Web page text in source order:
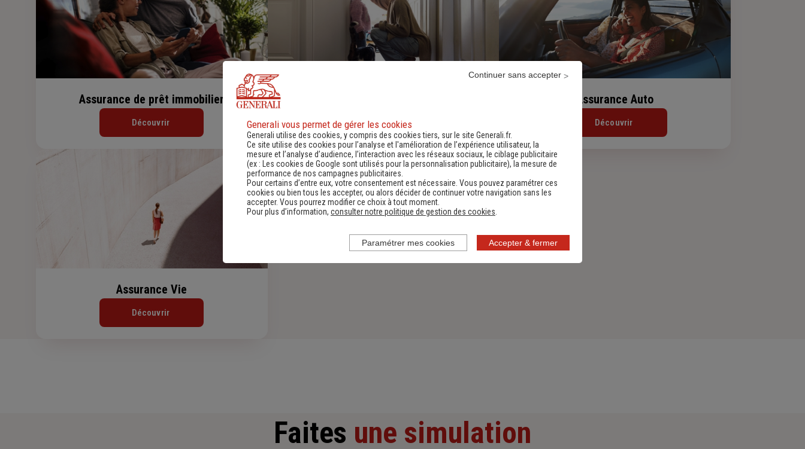
Assurance de prêt immobilier
Découvrir Découvrir
Assurance Auto
Découvrir
Assurance Vie
Découvrir
Faites une simulation
Generali vous permet de gérer les cookies
Generali utilise des cookies, y compris des cookies tiers, sur le site Generali.fr.
Ce site utilise des cookies pour l’analyse et l'amélioration de l’expérience utilisateur, la
mesure et l’analyse d’audience, l’interaction avec les réseaux sociaux, le ciblage publicitaire
(ex :
Les cookies de Google sont utilisés pour la personnalisation publicitaire), la mesure de
performance de nos campagnes publicitaires.
Pour certains d’entre eux, votre consentement est nécessaire. Vous pouvez paramétrer ces
cookies ou bien tous les accepter, ou alors décider de continuer votre navigation sans les
accepter. Vous pourrez modifier ce choix à tout moment.
Pour plus d’information, consulter notre politique de gestion des cookies
Accepter & fermer
Continuer sans accepter
Paramétrer mes cookies